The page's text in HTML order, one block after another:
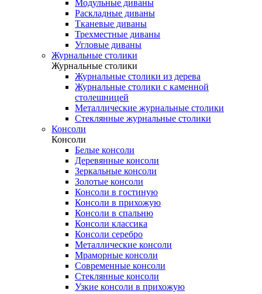
Модульные диваны
Раскладные диваны
Тканевые диваны
Трехместные диваны
Угловые диваны
Журнальные столики
Журнальные столики
Журнальные столики из дерева
Журнальные столики с каменной
столешницей
Металлические журнальные столики
Стеклянные журнальные столики
Консоли
Консоли
Белые консоли
Деревянные консоли
Зеркальные консоли
Золотые консоли
Консоли в гостиную
Консоли в прихожую
Консоли в спальню
Консоли классика
Консоли серебро
Металлические консоли
Мраморные консоли
Современные консоли
Стеклянные консоли
Узкие консоли в прихожую